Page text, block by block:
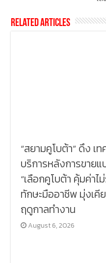
Related Articles
“สยามคูโบต้า” ดึง เ
บริการหลังการขายแ
“เลือกคูโบต้า คุ้มค่า
ทักษะมืออาชีพ มุ่งเคี
ฤดูกาลทำงาน
August 6, 2026